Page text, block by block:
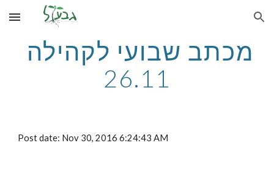
Skip to main content Skip to navigation
26.11
Post date: Nov 30, 2016 6:24:43 AM